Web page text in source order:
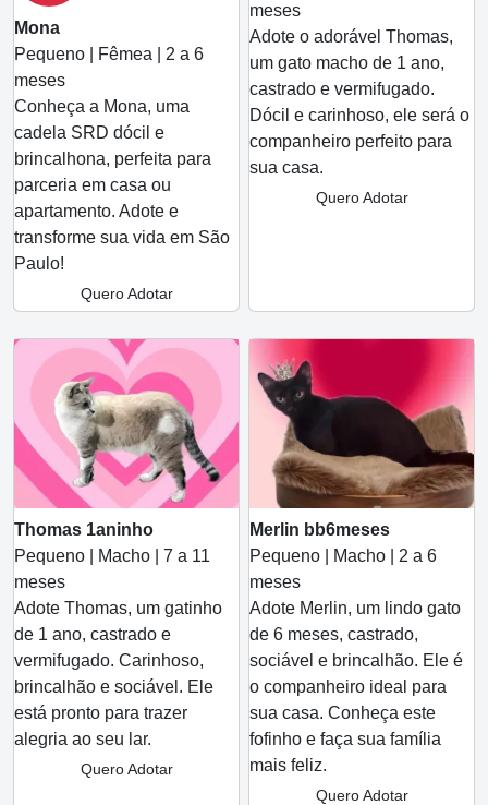
Mona
Pequeno | Fêmea | 2 a 6
meses
Conheça a Mona, uma
cadela SRD dócil e
brincalhona, perfeita para
parceria em casa ou
apartamento. Adote e
transforme sua vida em São
Paulo!
Quero Adotar
meses
Adote o adorável Thomas,
um gato macho de 1 ano,
castrado e vermifugado.
Dócil e carinhoso, ele será o
companheiro perfeito para
sua casa.
Quero Adotar
Thomas 1aninho
Pequeno | Macho | 7 a 11
meses
Adote Thomas, um gatinho
de 1 ano, castrado e
vermifugado. Carinhoso,
brincalhão e sociável. Ele
está pronto para trazer
alegria ao seu lar.
Quero Adotar
Merlin bb6meses
Pequeno | Macho | 2 a 6
meses
Adote Merlin, um lindo gato
de 6 meses, castrado,
sociável e brincalhão. Ele é
o companheiro ideal para
sua casa. Conheça este
fofinho e faça sua família
mais feliz.
Quero Adotar